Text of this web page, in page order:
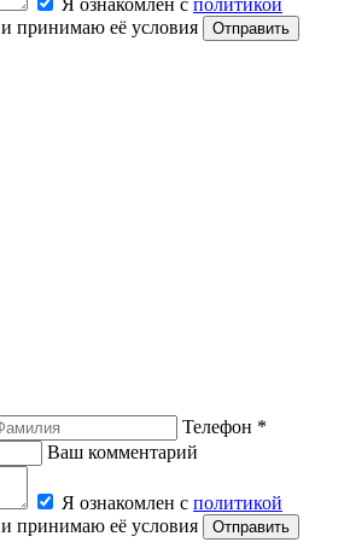
Я ознакомлен с политикой
и принимаю её условия Отправить
Телефон *
Ваш комментарий
Я ознакомлен с политикой
и принимаю её условия Отправить